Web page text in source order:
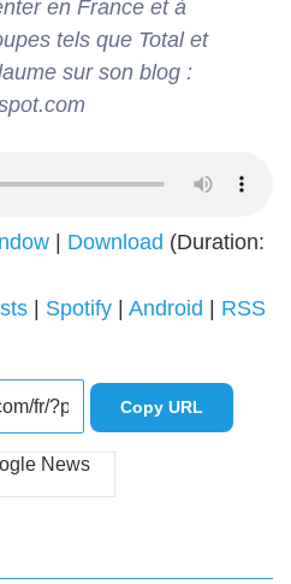
en France et à
tels que Total et
sur son blog :
Download (Duration:
Spotify Android RSS
Copy URL